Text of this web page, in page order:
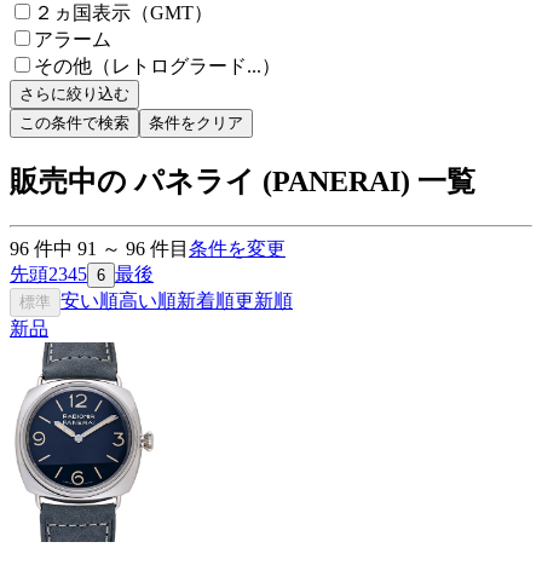
２ヵ国表示（GMT）
アラーム
その他（レトログラード...）
さらに絞り込む
この条件で検索
条件をクリア
販売中の パネライ (PANERAI) 一覧
96 件中 91 ～ 96 件目 条件を変更
先頭2345 6 最後
標準 安い順高い順新着順更新順
新品